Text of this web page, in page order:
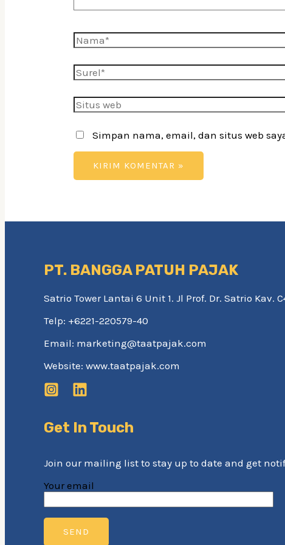
Nama*
Surel*
Situs
web
Simpan nama, email, dan situs web
PT. BANGGA PATUH PAJAK
Satrio Tower Lantai 6 Unit 1. Jl Prof. Dr. Satrio Kav.
Telp: +6221-220579-40
Email: marketing@taatpajak.com
Website: www.taatpajak.com
Get In Touch
Join our mailing list to stay up to date and get
Your email